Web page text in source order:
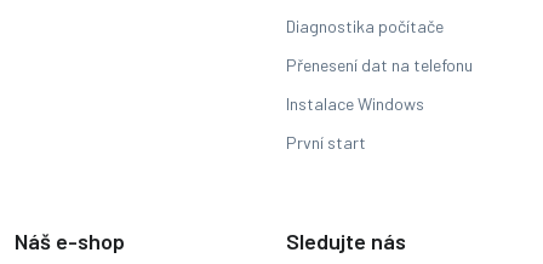
Diagnostika počítače
Přenesení dat na telefonu
Instalace Windows
První start
Náš e-shop Sledujte nás